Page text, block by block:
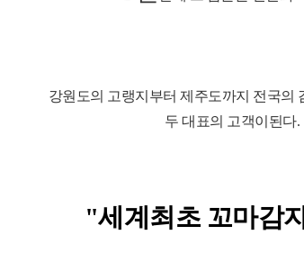
강원도의 고랭지부터 제주도까지 전국의
두 대표의 고객이된다.
"세계최초 꼬마감